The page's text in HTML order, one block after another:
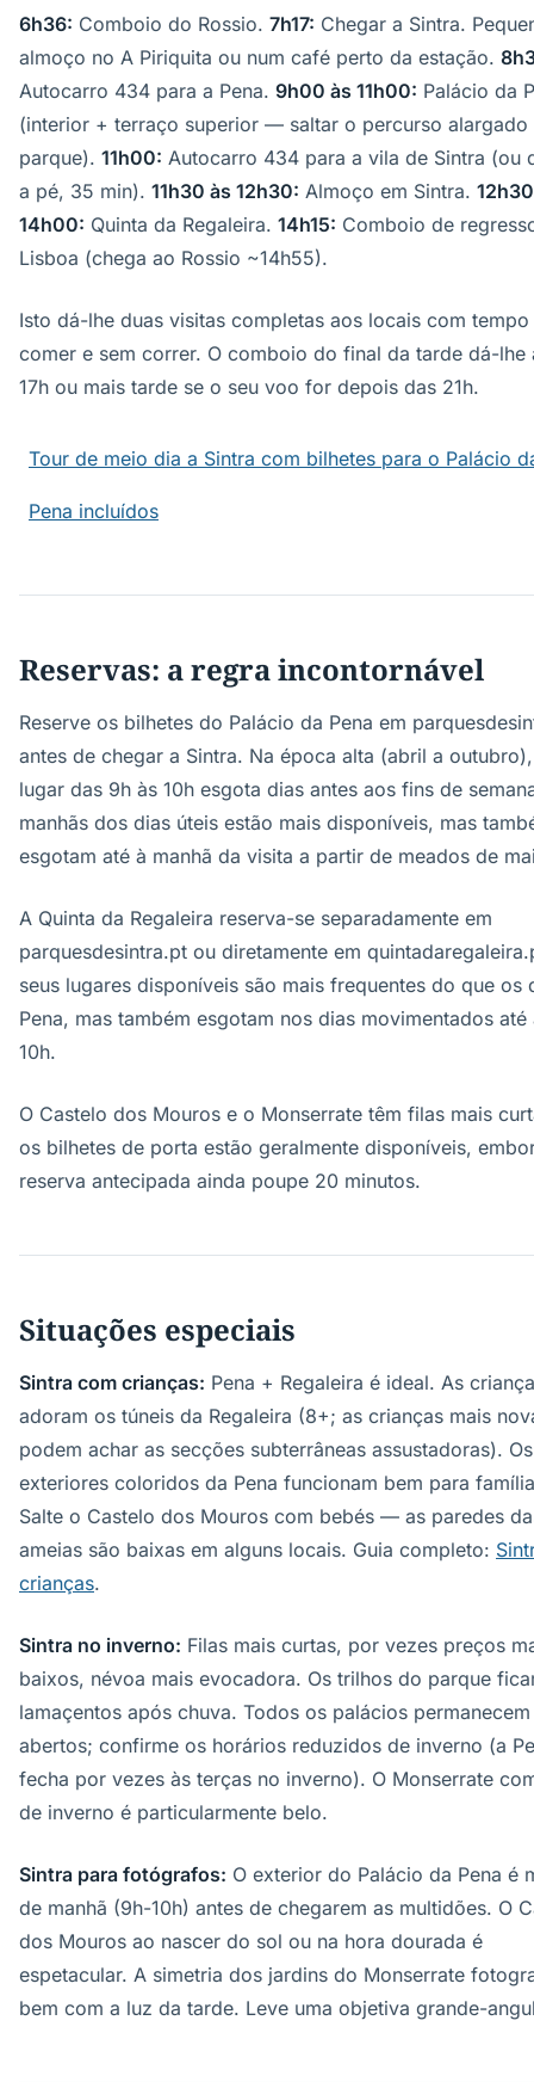
6h36: Comboio do Rossio. 7h17: Chegar a Sintra.
almoço no A Piriquita ou num café perto da estação.
Autocarro 434 para a Pena. 9h00 às 11h00: Palácio da
(interior + terraço superior — saltar o percurso alargado
parque). 11h00: Autocarro 434 para a vila de Sintra (ou
a pé, 35 min). 11h30 às 12h30: Almoço em Sintra.
14h00: Quinta da Regaleira. 14h15: Comboio de
Lisboa (chega ao Rossio ~14h55).
Isto dá-lhe duas visitas completas aos locais com tempo
comer e sem correr. O comboio do final da tarde dá-lhe
17h ou mais tarde se o seu voo for depois das 21h.
Tour de meio dia a Sintra com bilhetes para o Palácio
Pena incluídos
Reservas: a regra incontornável
Reserve os bilhetes do Palácio da Pena em
antes de chegar a Sintra. Na época alta (abril a
lugar das 9h às 10h esgota dias antes aos fins de
manhãs dos dias úteis estão mais disponíveis, mas
esgotam até à manhã da visita a partir de meados de
A Quinta da Regaleira reserva-se separadamente em
parquesdesintra.pt ou diretamente em
seus lugares disponíveis são mais frequentes do que os
Pena, mas também esgotam nos dias movimentados até
10h.
O Castelo dos Mouros e o Monserrate têm filas mais
os bilhetes de porta estão geralmente disponíveis,
reserva antecipada ainda poupe 20 minutos.
Situações especiais
Sintra com crianças: Pena + Regaleira é ideal. As
adoram os túneis da Regaleira (8+; as crianças mais
podem achar as secções subterrâneas assustadoras). Os
exteriores coloridos da Pena funcionam bem para
Salte o Castelo dos Mouros com bebés — as paredes
ameias são baixas em alguns locais. Guia completo:
crianças.
Sintra no inverno: Filas mais curtas, por vezes preços
baixos, névoa mais evocadora. Os trilhos do parque
lamaçentos após chuva. Todos os palácios permanecem
abertos; confirme os horários reduzidos de inverno (a
fecha por vezes às terças no inverno). O Monserrate
de inverno é particularmente belo.
Sintra para fotógrafos: O exterior do Palácio da Pena é
de manhã (9h-10h) antes de chegarem as multidões. O
dos Mouros ao nascer do sol ou na hora dourada é
espetacular. A simetria dos jardins do Monserrate
bem com a luz da tarde. Leve uma objetiva grande-